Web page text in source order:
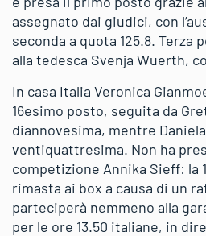
assegnato dai giudici, con
seconda a quota 125.8. Terza
alla tedesca Svenja Wuerth,
In casa Italia Veronica
16esimo posto, seguita da
diannovesima, mentre
ventiquattresima. Non ha
competizione Annika Sieff: la
rimasta ai box a causa di un
parteciperà nemmeno alla
per le ore 13.50 italiane, in